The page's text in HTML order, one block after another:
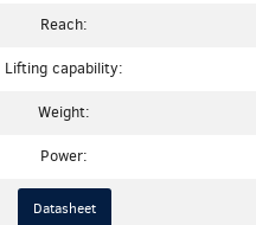
Reach:
Lifting capability:
Weight:
Power:
Datasheet